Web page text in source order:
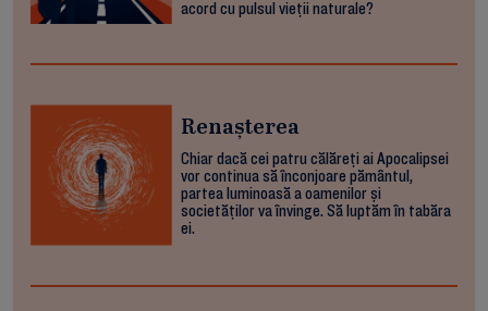
acord cu pulsul vieții naturale?
Renașterea
Chiar dacă cei patru călăreți ai Apocalipsei
vor continua să înconjoare pământul,
partea luminoasă a oamenilor și
societăților va învinge. Să luptăm în tabăra
ei.